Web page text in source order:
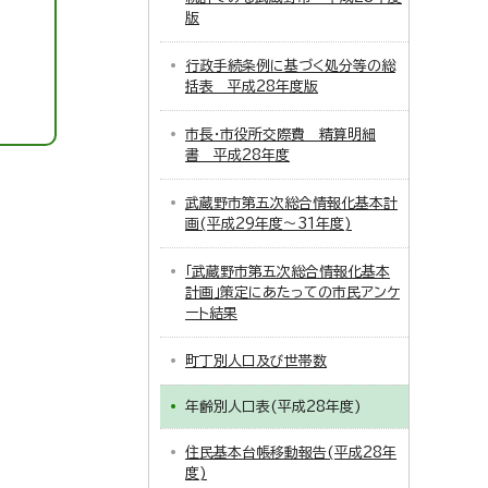
版
行政手続条例に基づく処分等の総
括表 平成28年度版
市長・市役所交際費 精算明細
書 平成28年度
武蔵野市第五次総合情報化基本計
画(平成29年度～31年度)
「武蔵野市第五次総合情報化基本
計画」策定にあたっての市民アンケ
ート結果
町丁別人口及び世帯数
年齢別人口表(平成28年度)
住民基本台帳移動報告(平成28年
度)